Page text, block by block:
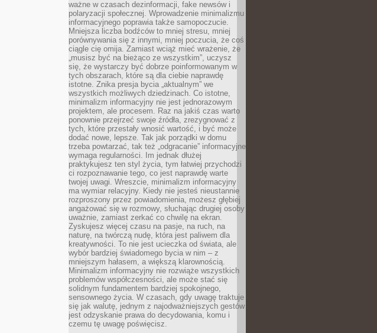
ważne w czasach dezinformacji, fake newsów i
polaryzacji społecznej. Wprowadzenie minimalizmu
informacyjnego poprawia także samopoczucie.
Mniejsza liczba bodźców to mniej stresu, mniej
porównywania się z innymi, mniej poczucia, że coś
ciągle cię omija. Zamiast wciąż mieć wrażenie, że
„musisz być na bieżąco ze wszystkim”, uczysz
się, że wystarczy być dobrze poinformowanym w
tych obszarach, które są dla ciebie naprawdę
istotne. Znika presja bycia „aktualnym” we
wszystkich możliwych dziedzinach. Co istotne,
minimalizm informacyjny nie jest jednorazowym
projektem, ale procesem. Raz na jakiś czas warto
ponownie przejrzeć swoje źródła, zrezygnować z
tych, które przestały wnosić wartość, i być może
dodać nowe, lepsze. Tak jak porządki w domu
trzeba powtarzać, tak też „odgracanie” informacyjne
wymaga regularności. Im jednak dłużej
praktykujesz ten styl życia, tym łatwiej przychodzi
ci rozpoznawanie tego, co jest naprawdę warte
twojej uwagi. Wreszcie, minimalizm informacyjny
ma wymiar relacyjny. Kiedy nie jesteś nieustannie
rozproszony przez powiadomienia, możesz głębiej
angażować się w rozmowy, słuchając drugiej osoby
uważnie, zamiast zerkać co chwilę na ekran.
Zyskujesz więcej czasu na pasje, na ruch, na
naturę, na twórczą nudę, która jest paliwem dla
kreatywności. To nie jest ucieczka od świata, ale
wybór bardziej świadomego bycia w nim – z
mniejszym hałasem, a większą klarownością.
Minimalizm informacyjny nie rozwiąże wszystkich
problemów współczesności, ale może stać się
solidnym fundamentem bardziej spokojnego,
sensownego życia. W czasach, gdy uwagę traktuje
się jak walutę, jednym z najodważniejszych gestów
jest odzyskanie prawa do decydowania, komu i
czemu tę uwagę poświęcisz.